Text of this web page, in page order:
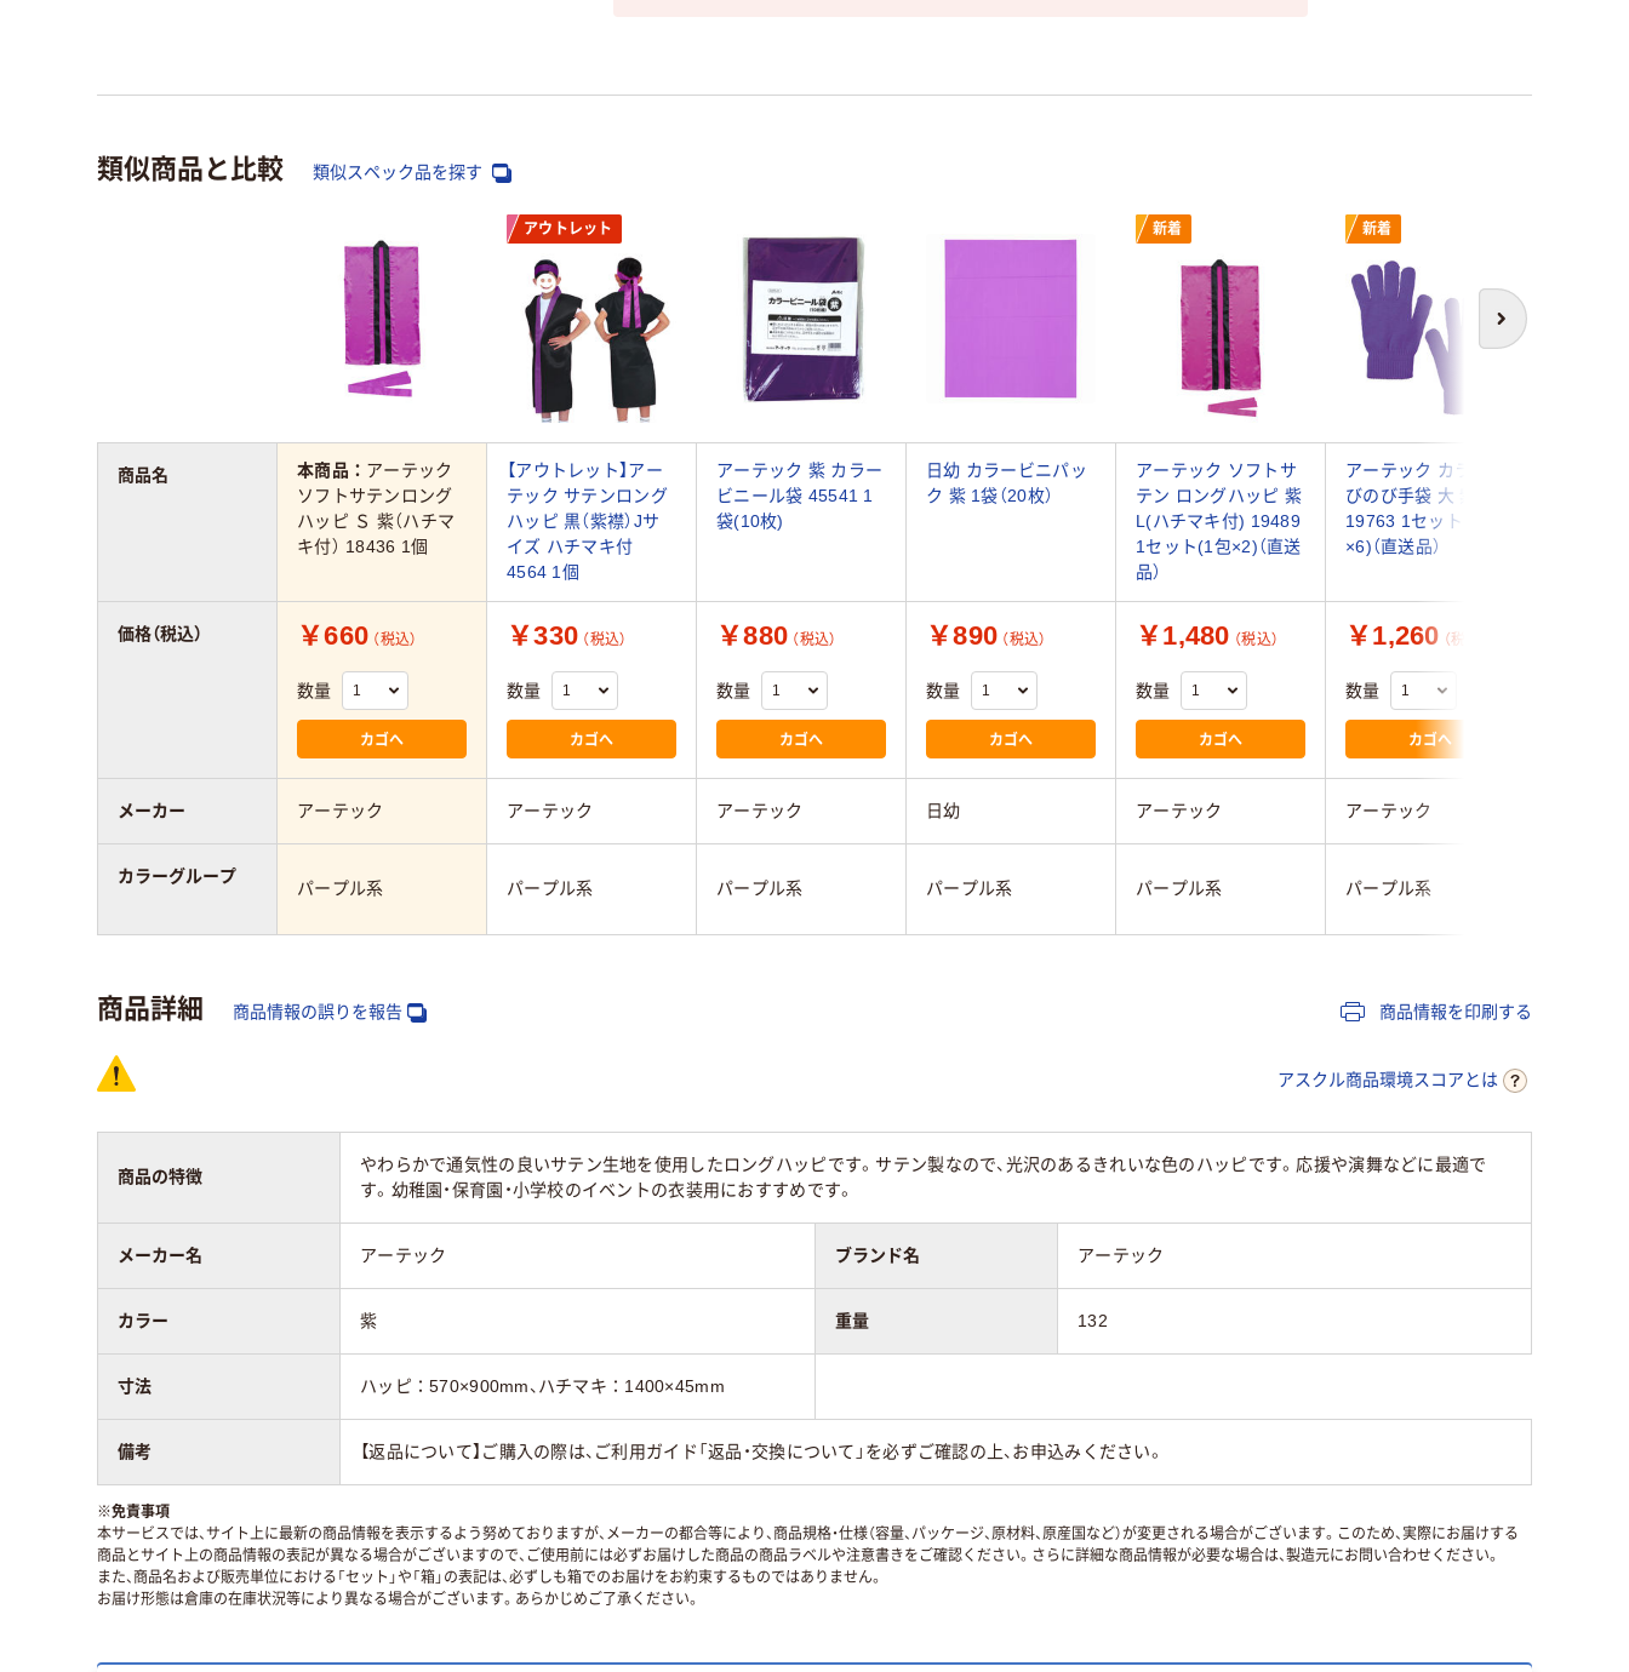
類似商品と比較 類似スペック品を探す
次へ
アウトレット 新着 新着
本商品： アーテック
ソフトサテンロング
ハッピ Ｓ 紫（ハチマ
キ付） 18436 1個
【アウトレット】アー
テック サテンロング
ハッピ 黒（紫襟）Jサ
イズ ハチマキ付
4564 1個
アーテック 紫 カラー
ビニール袋 45541 1
袋(10枚)
日幼 カラービニパッ
ク 紫 1袋（20枚）
アーテック ソフトサ
テン ロングハッピ 紫
L(ハチマキ付) 19489
1セット(1包×2)（直送
品）
アーテック カラーの
びのび手袋 大 紫
19763 1セット(1組
×6)（直送品）
￥660 （税込）
数量
カゴへ
￥330 （税込）
数量
カゴへ
￥880 （税込）
数量
カゴへ
￥890 （税込）
数量
カゴへ
￥1,480 （税込）
数量
カゴへ
￥1,260 （税込）
数量
カゴへ
アーテック アーテック アーテック 日幼 アーテック アーテック
パープル系 パープル系 パープル系 パープル系 パープル系 パープル系
商品名
価格（税込）
メーカー
カラーグループ
商品詳細 商品情報の誤りを報告 商品情報を印刷する
アスクル商品環境スコアとは
商品の特徴
やわらかで通気性の良いサテン生地を使用したロングハッピです。サテン製なので、光沢のあるきれいな色のハッピです。応援や演舞などに最適で
す。幼稚園・保育園・小学校のイベントの衣装用におすすめです。
メーカー名 アーテック ブランド名 アーテック
カラー 紫 重量 132
寸法 ハッピ：570×900mm、ハチマキ：1400×45mm
備考 【返品について】ご購入の際は、ご利用ガイド「返品・交換について」を必ずご確認の上、お申込みください。
※免責事項
本サービスでは、サイト上に最新の商品情報を表示するよう努めておりますが、メーカーの都合等により、商品規格・仕様（容量、パッケージ、原材料、原産国など）が変更される場合がございます。このため、実際にお届けする
商品とサイト上の商品情報の表記が異なる場合がございますので、ご使用前には必ずお届けした商品の商品ラベルや注意書きをご確認ください。さらに詳細な商品情報が必要な場合は、製造元にお問い合わせください。
また、商品名および販売単位における「セット」や「箱」の表記は、必ずしも箱でのお届けをお約束するものではありません。
お届け形態は倉庫の在庫状況等により異なる場合がございます。あらかじめご了承ください。